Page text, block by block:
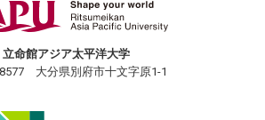
立命館アジア太平洋大学
大分県別府市十文字原1-1